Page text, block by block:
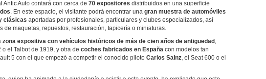
Auto contará con cerca de 70 expositores distribuidos en una superficie
. En este espacio, el visitante podrá encontrar una gran muestra de automóviles
clásicas aportadas por profesionales, particulares y clubes especializados, así
de maquetas, repuestos, restauración, tapicería o miniaturas.
zona expositiva con vehículos históricos de más de cien años de antigüedad ,
el Talbot de 1919, y otra de coches fabricados en España con modelos tan
5 con el que empezó a competir el conocido piloto Carlos Sainz, el Seat 600 o el